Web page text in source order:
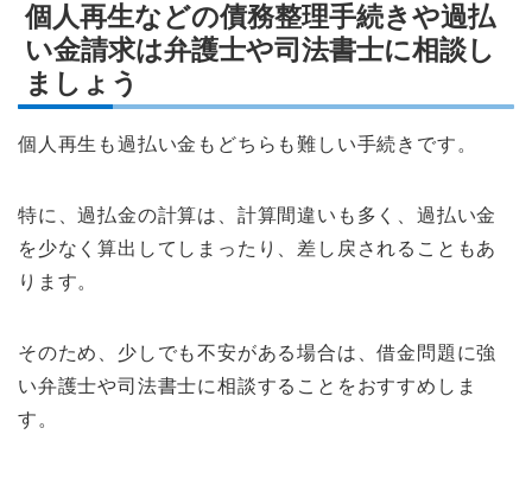
個人再生などの債務整理手続きや過払
い金請求は弁護士や司法書士に相談し
ましょう
個人再生も過払い金もどちらも難しい手続きです。
特に、過払金の計算は、計算間違いも多く、過払い金
を少なく算出してしまったり、差し戻されることもあ
ります。
そのため、少しでも不安がある場合は、借金問題に強
い弁護士や司法書士に相談することをおすすめしま
す。